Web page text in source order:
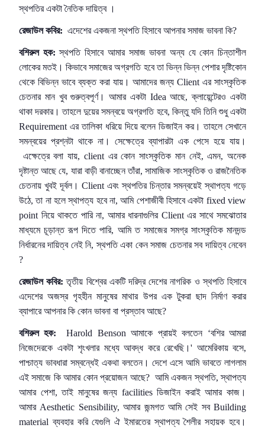
স্থপতির একটা নৈতিক দায়িত্ব ।
রেজাউল কবির: এদেশের একজনা স্থপতি হিসাবে আপনার সমাজ ভাবনা কি?
বশিরুল হক: স্থপতি হিসাবে আমার সমাজ ভাবনা অন্য যে কোন চিন্তাশীল
লোকের মতই। কিভাবে সমাজের অগ্রগতি হবে তা ভিন্ন ভিন্ন পেশার দৃষ্টিকোন
থেকে বিভিন্ন ভাবে ব্যক্ত করা যায়। আমাদের জন্য Client এর সাংস্কৃতিক
চেতনার মান খুব গুরুত্বপূর্ণ। আমার একটা Idea আছে, ক্লায়েন্টেরও একটা
থাকা দরকার। তাহলে দুয়ের সমন্বয়ে অগ্রগতি হবে, কিন্তু যদি তিনি শুধু একটা
Requirement এর তালিকা ধরিয়ে দিয়ে বলেন ডিজাইন কর। তাহলে সেখানে
সমন্বয়ের প্রশ্নটা থাকে না। সেক্ষেত্রে ব্যাপারটা এক পেসে হয়ে যায়।
এক্ষেত্রে বলা যায়, client এর কোন সাংস্কৃতিক মান নেই, এমন, অনেক
দৃষ্টান্ত আছে যে, যারা বাড়ী বানাচ্ছেন তাঁরা, সামাজিক সাংস্কৃতিক ও রাজনৈতিক
চেতনায় খুবই দূর্বল। Client এবং স্থপতির চিন্তার সমন্বয়েই স্থাপত্য গড়ে
উঠে, তা না হলে স্থাপত্য হবে না, আমি পেশাজীবী হিসাবে একটা fixed view
point নিয়ে থাকতে পারি না, আমার ধারনাগুলির Client এর সাথে সমঝোতার
মাধ্যমে চূড়ান্ত রূপ দিতে পারি, আমি ত সমাজের সমগ্র সাংস্কৃতিক মানদন্ড
নির্ধারনের দায়িত্ব নেই নি, স্থপতি একা কেন সমাজ চেতনার সব দায়িত্ব নেবেন
?
রেজাউল কবির: তৃতীয় বিশ্বের একটি দরিদ্র দেশের নাগরিক ও স্থপতি হিসাবে
এদেশের অজস্র গৃহহীন মানুষের মাথার উপর এক টুকরা ছাদ নির্মাণ করার
ব্যাপারে আপনার কি কোন ভাবনা বা প্রস্তাব আছে?
বশিরুল হক:
Harold Benson আমাকে প্রায়ই বলতেন ‘বশির আমরা
নিজেদেরকে একটা শৃংখলার মধ্যে আবদ্ধ করে রেখেছি।' আমেরিকায় বসে,
পাশ্চাত্য ভাবধারা সম্বন্ধেই একথা বলতেন। দেশে এসে আমি ভাবতে লাগলাম
এই সমাজে কি আমার কোন প্রয়োজন আছে? আমি একজন স্থপতি, স্থাপত্য
আমার পেশা, তাই মানুষের জন্য facilities ডিজাইন করাই আমার কাজ।
আমার Aesthetic Sensibility, আমার জন্মগত আমি সেই সব Building
material ব্যবহার করি যেগুলি ঐ ইমারতের স্থাপত্য শৈলীর সহায়ক হবে।